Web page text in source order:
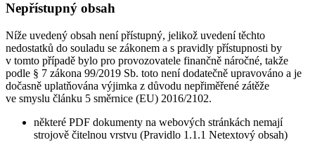
Nepřístupný obsah
Níže uvedený obsah není přístupný, jelikož uvedení těchto
nedostatků do souladu se zákonem a s pravidly přístupnosti by
v tomto případě bylo pro provozovatele finančně náročné, takže
podle § 7 zákona 99/2019 Sb. toto není dodatečně upravováno a je
dočasně uplatňována výjimka z důvodu nepřiměřené zátěže
ve smyslu článku 5 směrnice (EU) 2016/2102.
některé PDF dokumenty na webových stránkách nemají
strojově čitelnou vrstvu (Pravidlo 1.1.1 Netextový obsah)